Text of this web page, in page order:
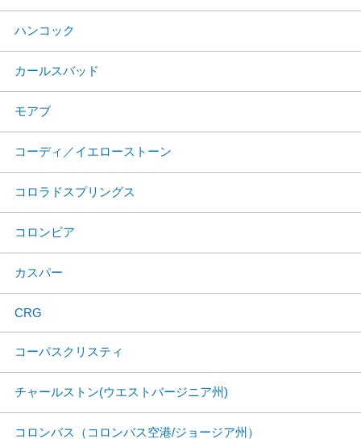
ハンコック
カールスバッド
モアブ
コーディ／イエローストーン
コロラドスプリングス
コロンビア
カスパー
CRG
コーパスクリスティ
チャールストン(ウエストバージニア州)
コロンバス（コロンバス空港/ジョージア州）